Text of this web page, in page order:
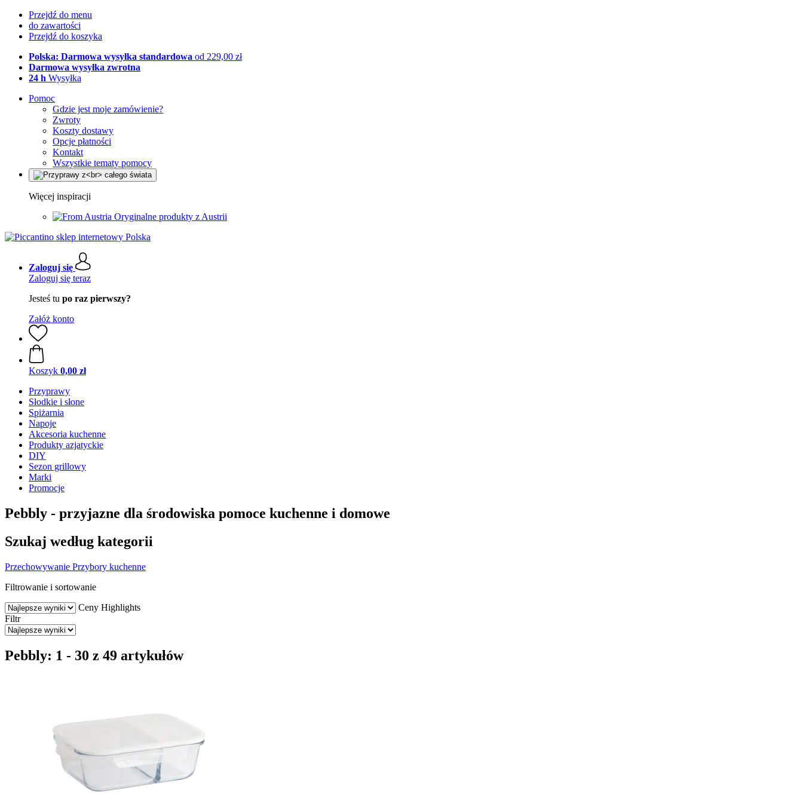
Przejdź do menu
do zawartości
Przejdź do koszyka
Polska: Darmowa wysyłka standardowa od 229,00 zł
Darmowa wysyłka zwrotna
24 h Wysyłka
Pomoc
Gdzie jest moje zamówienie?
Zwroty
Koszty dostawy
Opcje płatności
Kontakt
Wszystkie tematy pomocy
Więcej inspiracji
Oryginalne produkty z Austrii
Zaloguj się
Zaloguj się teraz
Jesteś tu po raz pierwszy?
Załóż konto
Koszyk 0,00 zł
Przyprawy
Słodkie i słone
Spiżarnia
Napoje
Akcesoria kuchenne
Produkty azjatyckie
DIY
Sezon grillowy
Marki
Promocje
Pebbly - przyjazne dla środowiska pomoce kuchenne i domowe
Szukaj według kategorii
Przechowywanie Przybory kuchenne
Filtrowanie i sortowanie
Ceny Highlights
Filtr
Pebbly: 1 - 30 z 49 artykułów